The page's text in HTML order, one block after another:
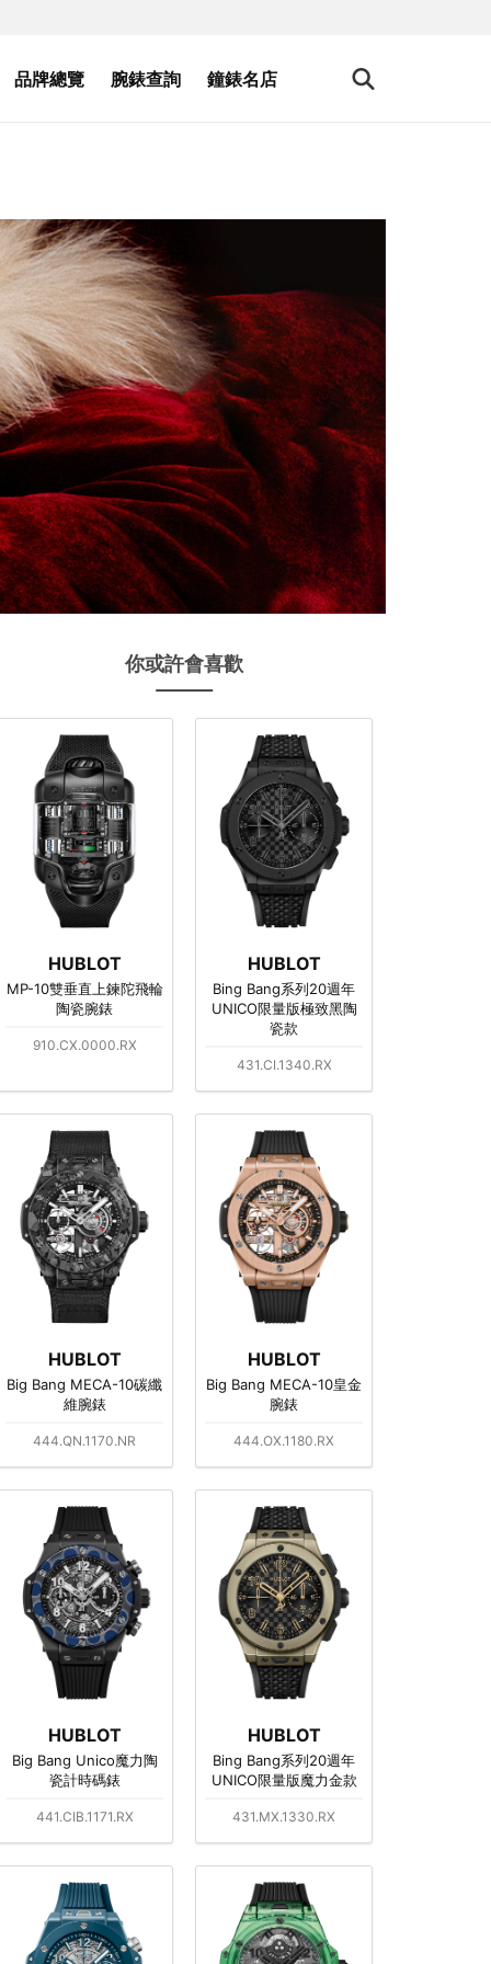
品牌總覽 腕錶查詢 鐘錶名店
你或許會喜歡
HUBLOT
MP-10雙垂直上鍊陀飛輪
陶瓷腕錶
910.CX.0000.RX
HUBLOT
Bing Bang系列20週年
UNICO限量版極致黑陶
瓷款
431.CI.1340.RX
HUBLOT
Big Bang MECA-10碳纖
維腕錶
444.QN.1170.NR
HUBLOT
Big Bang MECA-10皇金
腕錶
444.OX.1180.RX
HUBLOT
Big Bang Unico魔力陶
瓷計時碼錶
441.CIB.1171.RX
HUBLOT
Bing Bang系列20週年
UNICO限量版魔力金款
431.MX.1330.RX